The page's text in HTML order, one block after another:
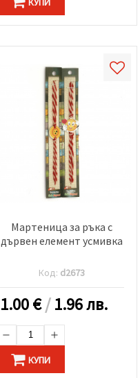
Мартеница за ръка с
дървен елемент усмивка
Код: d2673
1.00€/1.96 лв.
КУПИ